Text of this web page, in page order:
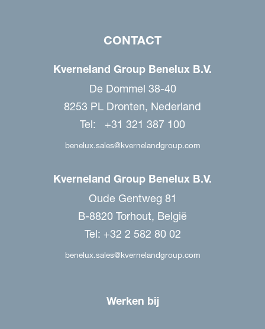
CONTACT
Kverneland Group Benelux B.V.
De Dommel 38-40
8253 PL Dronten, Nederland
Tel: +31 321 387 100
benelux.sales@kvernelandgroup.com
Kverneland Group Benelux B.V.
Oude Gentweg 81
B-8820 Torhout, België
Tel: +32 2 582 80 02
benelux.sales@kvernelandgroup.com
Werken bij